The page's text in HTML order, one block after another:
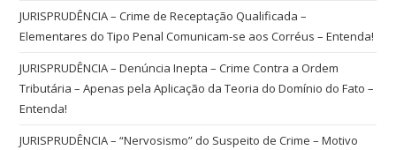
JURISPRUDÊNCIA – Crime de Receptação Qualificada –
Elementares do Tipo Penal Comunicam-se aos Corréus – Entenda!
JURISPRUDÊNCIA – Denúncia Inepta – Crime Contra a Ordem
Tributária – Apenas pela Aplicação da Teoria do Domínio do Fato –
Entenda!
JURISPRUDÊNCIA – “Nervosismo” do Suspeito de Crime – Motivo